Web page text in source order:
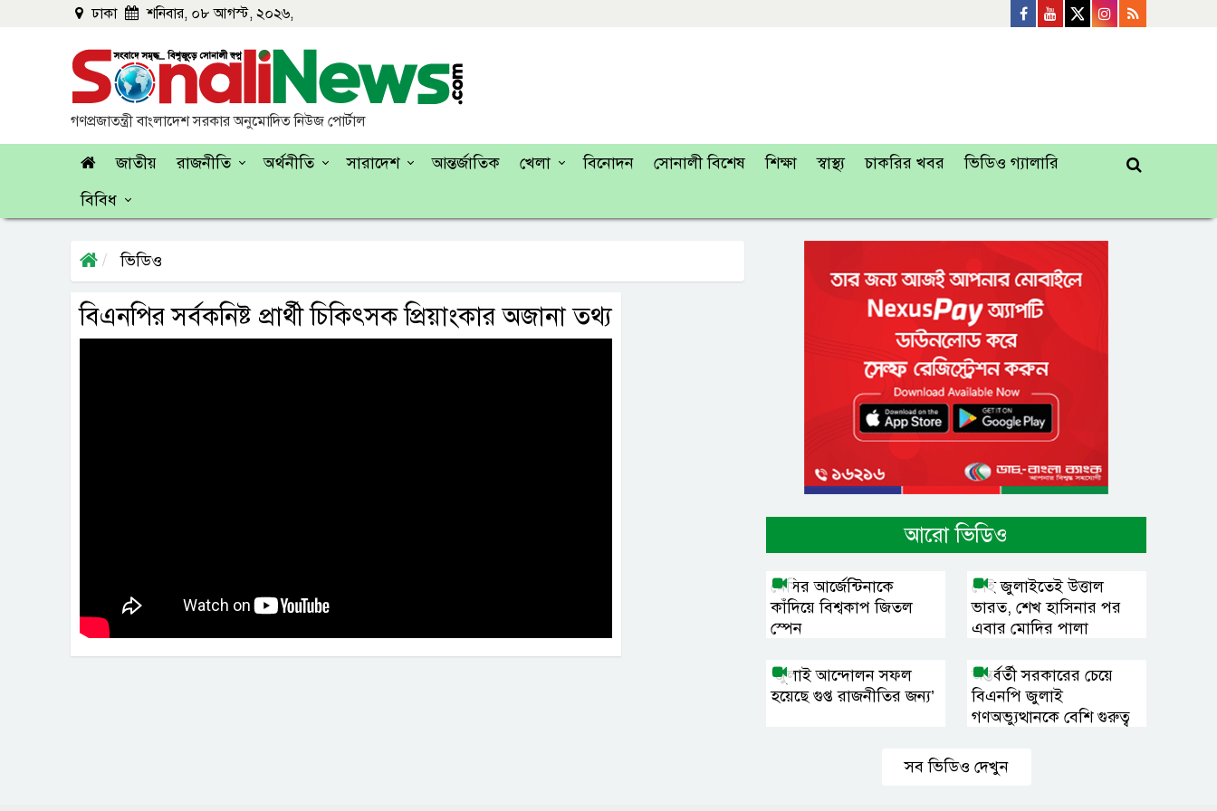
ঢাকা শনিবার, ০৮ আগস্ট, ২০২৬,
গণপ্রজাতন্ত্রী বাংলাদেশ সরকার অনুমোদিত নিউজ পোর্টাল
জাতীয় রাজনীতি অর্থনীতি সারাদেশ আন্তর্জাতিক খেলা বিনোদন সোনালী বিশেষ শিক্ষা স্বাস্থ্য চাকরির খবর
ভিডিও গ্যালারি
বিবিধ
ভিডিও
বিএনপির সর্বকনিষ্ট প্রার্থী চিকিৎসক প্রিয়াংকার অজানা তথ্য
আরো ভিডিও
মেসির আর্জেন্টিনাকে
কাঁদিয়ে বিশ্বকাপ জিতল
স্পেন
সেই জুলাইতেই উত্তাল
ভারত, শেখ হাসিনার পর
এবার মোদির পালা
‘জুলাই আন্দোলন সফল
হয়েছে গুপ্ত রাজনীতির জন্য’
অন্তর্বর্তী সরকারের চেয়ে
বিএনপি জুলাই
গণঅভ্যুত্থানকে বেশি গুরুত্ব
সব ভিডিও দেখুন